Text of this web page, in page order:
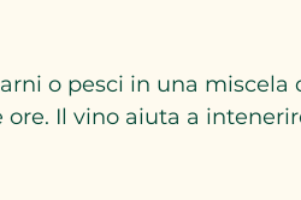
o pesci in una miscela
Il vino aiuta a